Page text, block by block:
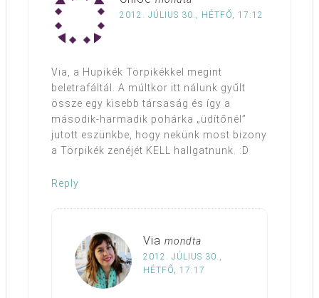
2012. JÚLIUS 30., HÉTFŐ, 17:12
Via, a Hupikék Törpikékkel megint
beletrafáltál. A múltkor itt nálunk gyűlt
össze egy kisebb társaság és így a
második-harmadik pohárka „üdítőnél”
jutott eszünkbe, hogy nekünk most bizony
a Törpikék zenéjét KELL hallgatnunk. :D
Reply
Via mondta
2012. JÚLIUS 30.,
HÉTFŐ, 17:17